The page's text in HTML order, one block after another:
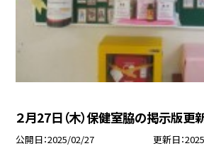
２月27日（木）保健室脇の掲示版更
公開日 2025/02/27 更新日